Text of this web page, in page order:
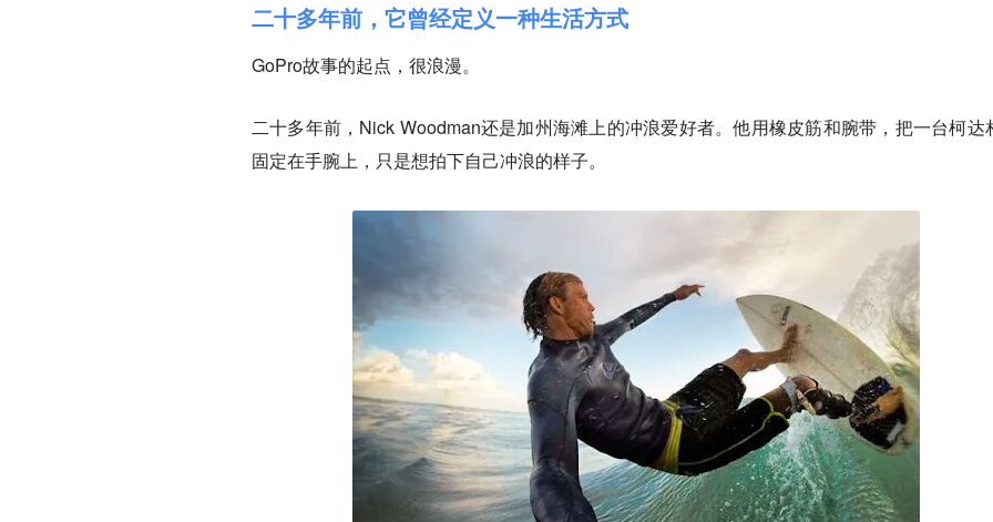
二十多年前，它曾经定义一种生活方式
GoPro故事的起点，很浪漫。
二十多年前，Nick Woodman还是加州海滩上的冲浪爱好者。他用橡皮筋和腕带，把一台柯达
固定在手腕上，只是想拍下自己冲浪的样子。